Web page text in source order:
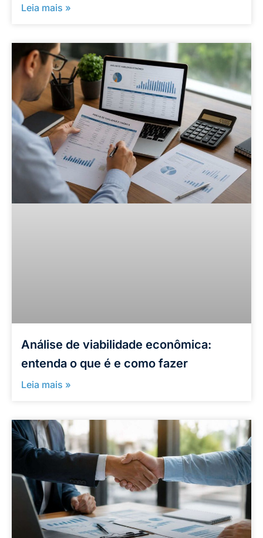
Leia mais »
Análise de viabilidade econômica:
entenda o que é e como fazer
Leia mais »